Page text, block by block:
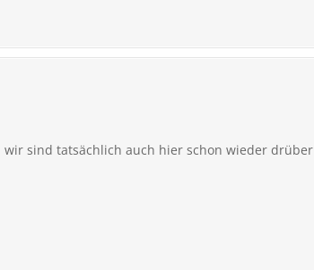
sind tatsächlich auch hier schon wieder drüber